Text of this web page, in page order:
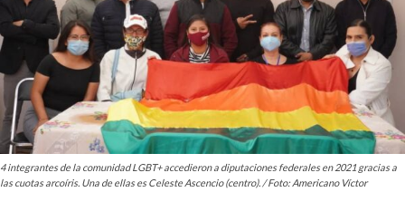
4 integrantes de la comunidad LGBT+ accedieron a diputaciones federales en 2021 gracias a
las cuotas arcoíris. Una de ellas es Celeste Ascencio (centro). / Foto: Americano Víctor